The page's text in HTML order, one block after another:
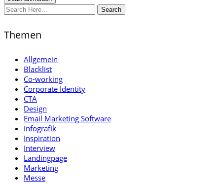
Search
Themen
Allgemein
Blacklist
Co-working
Corporate Identity
CTA
Design
Email Marketing Software
Infografik
Inspiration
Interview
Landingpage
Marketing
Messe